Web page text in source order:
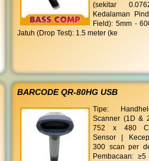
(sekitar
Kedalaman
Field): 5mm -
Jatuh (Drop Test): 1.5 meter (ke
BARCODE QR-80HG USB
Tipe:
Scanner (1D &
752 x 480
Sensor |
300 scan per
Pembacaan: